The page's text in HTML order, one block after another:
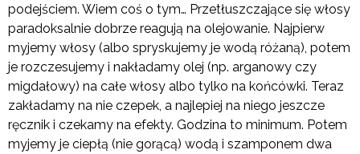
podejściem. Wiem coś o tym… Przetłuszczające się włosy
paradoksalnie dobrze reagują na olejowanie. Najpierw
myjemy włosy (albo spryskujemy je wodą różaną), potem
je rozczesujemy i nakładamy olej (np. arganowy czy
migdałowy) na całe włosy albo tylko na końcówki. Teraz
zakładamy na nie czepek, a najlepiej na niego jeszcze
ręcznik i czekamy na efekty. Godzina to minimum. Potem
myjemy je ciepłą (nie gorącą) wodą i szamponem dwa